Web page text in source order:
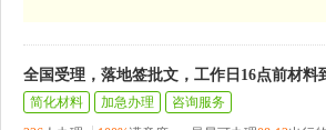
全国受理，落地签批文，工作日16点前材料
简化材料
加急办理
咨询服务